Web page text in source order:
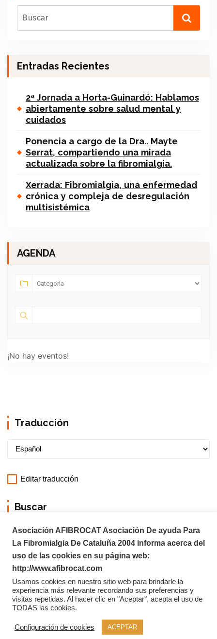
Entradas Recientes
2ª Jornada a Horta-Guinardó: Hablamos
abiertamente sobre salud mental y
cuidados
Ponencia a cargo de la Dra.. Mayte
Serrat, compartiendo una mirada
actualizada sobre la fibromialgia.
Xerrada: Fibromialgia, una enfermedad
crónica y compleja de desregulación
multisistémica
AGENDA
¡No hay eventos!
Traducción
Editar traducción
Buscar
Copyright © 2026 Afibrocat
Asociación AFIBROCAT Asociación De ayuda Para
La Fibromialgia De Cataluña 2004 informa acerca del
uso de las cookies en su página web:
http://www.afibrocat.com
Usamos cookies en nuestro sitio web para brindarle la
experiencia más relevante recordando sus preferencias y
visitas repetidas. Al hacer clic en "Aceptar", acepta el uso de
TODAS las cookies.
Configuración de cookies ACEPTAR